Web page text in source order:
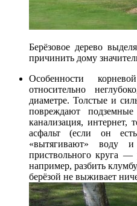
Берёзовое дерево
причинить дому
Особенности
относительно
диаметре. Толстые и
повреждают
канализация, интернет,
асфальт (если он
«вытягивают» воду
приствольного круга
например, разбить
берёзой не выживает